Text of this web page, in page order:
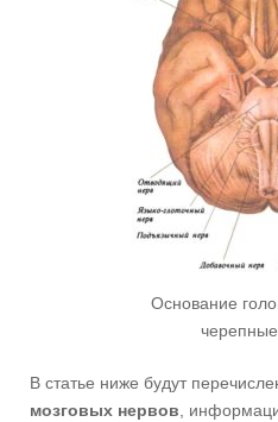
Основание
В статье ниже будут
мозговых нервов,